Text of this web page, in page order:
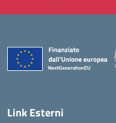
Link Esterni